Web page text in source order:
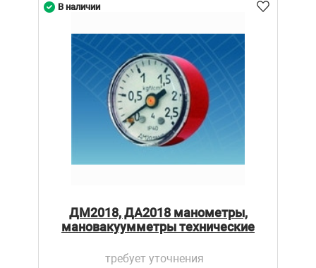
ДМ2018, ДА2018 манометры,
мановакуумметры технические
требует уточнения
В наличии